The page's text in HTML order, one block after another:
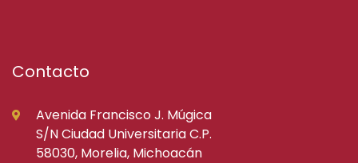
Contacto
Avenida Francisco J. Múgica
S/N Ciudad Universitaria C.P.
58030, Morelia, Michoacán